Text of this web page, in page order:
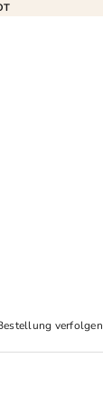
verfolgen